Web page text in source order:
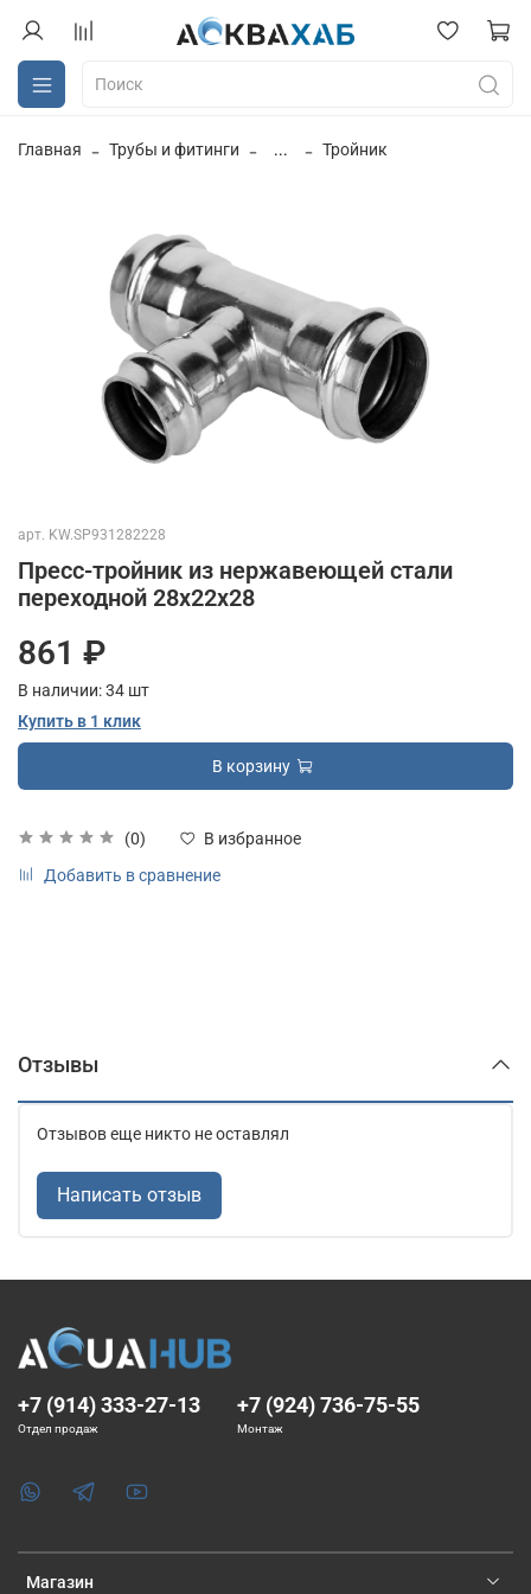
Главная Трубы и фитинги ... Тройник
арт. KW.SP931282228
Пресс-тройник из нержавеющей стали
переходной 28х22х28
(0)
В избранное
Добавить в сравнение
861 ₽
В наличии:34 шт
Купить в 1 клик
В корзину
Отзывы
Отзывов еще никто не оставлял
Написать отзыв
Магазин
+7 (914) 333-27-13
Отдел продаж
+7 (924) 736-75-55
Монтаж